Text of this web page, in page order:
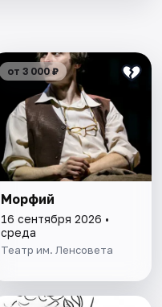
от 3 000 ₽
Морфий
16 сентября 2026 •
среда
Театр им. Ленсовета